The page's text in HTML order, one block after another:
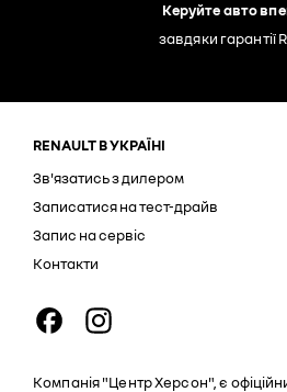
Керуйте авто
завдяки гарантії
RENAULT В УКРАЇНІ
Зв'язатись з дилером
Записатися на тест-драйв
Запис на сервіс
Контакти
Компанія "Центр Херсон", є